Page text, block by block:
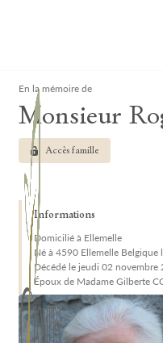
En la mémoire de
Monsieur
Accès famille
Informations
Domicilié à Ellemelle
Né à 4590 Ellemelle
Décédé le jeudi 02 novembre
Époux de Madame Gilberte